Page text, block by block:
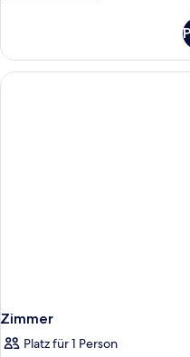
anzeigen
Zimmer,
Meerblick
(Beach
Zimmer
Platz für 1 Person